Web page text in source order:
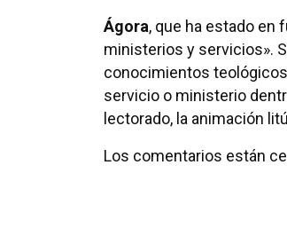
Ágora, que ha estado en
ministerios y servicios».
conocimientos
servicio o ministerio
lectorado, la animación
Los comentarios están